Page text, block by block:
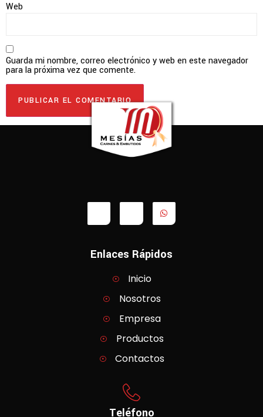
Web
Guarda mi nombre, correo electrónico y web en este navegador
para la próxima vez que comente.
Enlaces Rápidos
Inicio
Nosotros
Empresa
Productos
Contactos
Teléfono